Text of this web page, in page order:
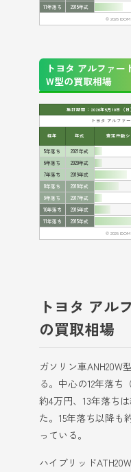
11年落ち
2015年式
© 2026
トヨタ アルファー
W型の買取相場
集計期間：2026年5月10日（日
トヨタ アルファー
経年 年式 査定件数シ
5年落ち 2021年式
6年落ち
2020年式
7年落ち
2019年式
8年落ち
2018年式
9年落ち
2017年式
10年落ち
2016年式
11年落ち
2015年式
© 2026
トヨタ アル
の買取相場
ガソリン車ANH20W
る。中心の12年落ち
約4万円、13年落ち
た。15年落ち以降も
っている。
ハイブリッド